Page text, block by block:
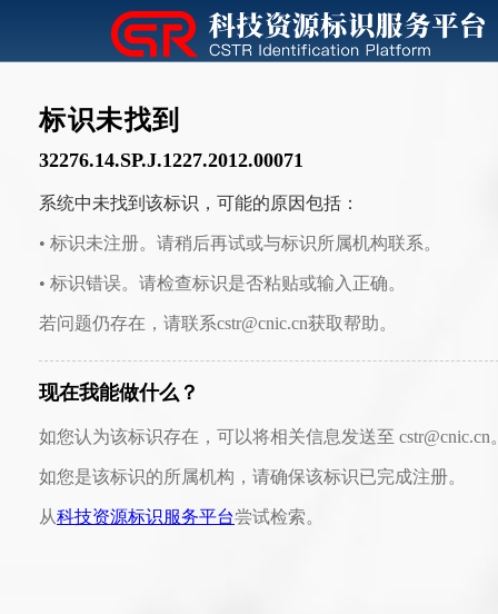
标识未找到
32276.14.SP.J.1227.2012.00071
系统中未找到该标识，可能的原因包括：
• 标识未注册。请稍后再试或与标识所属机构联系。
• 标识错误。请检查标识是否粘贴或输入正确。
若问题仍存在，请联系cstr@cnic.cn获取帮助。
现在我能做什么？
如您认为该标识存在，可以将相关信息发送至 cstr@cnic.cn
如您是该标识的所属机构，请确保该标识已完成注册。
从科技资源标识服务平台尝试检索。